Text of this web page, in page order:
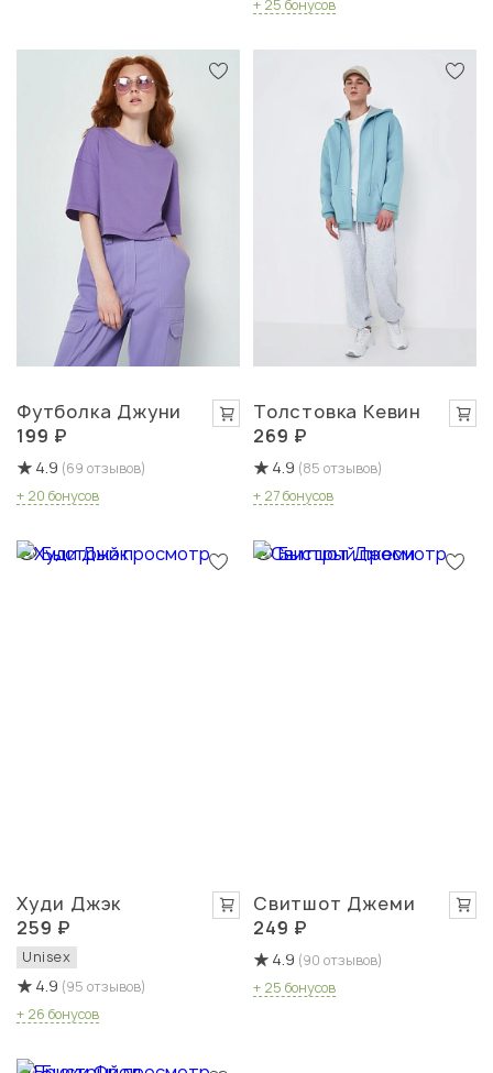
+ 25 бонусов
Быстрый просмотр
Футболка Джуни
199 ₽
4.9 (69 отзывов)
+ 20 бонусов
Быстрый просмотр
Толстовка Кевин
269 ₽
4.9 (85 отзывов)
+ 27 бонусов
Быстрый просмотр
Худи Джэк
259 ₽
Unisex
4.9 (95 отзывов)
+ 26 бонусов
Быстрый просмотр
Свитшот Джеми
249 ₽
4.9 (90 отзывов)
+ 25 бонусов